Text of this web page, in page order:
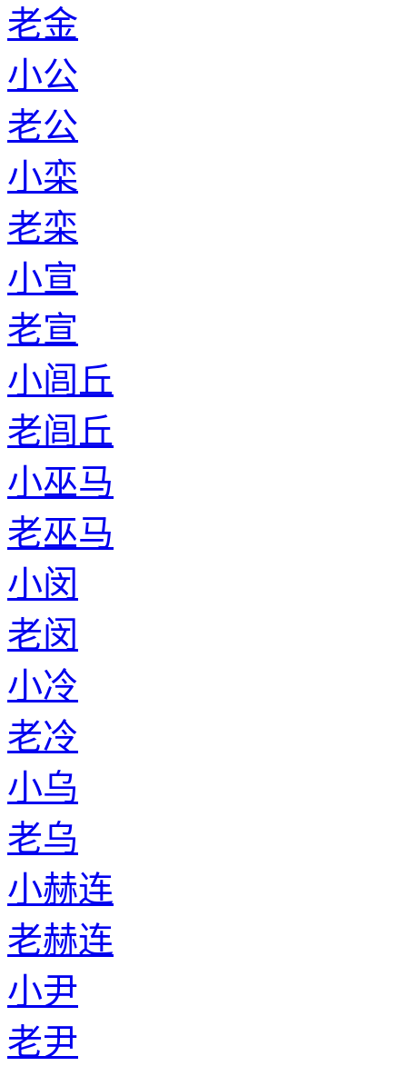
老金
小公
老公
小栾
老栾
小宣
老宣
小闾丘
老闾丘
小巫马
老巫马
小闵
老闵
小冷
老冷
小乌
老乌
小赫连
老赫连
小尹
老尹